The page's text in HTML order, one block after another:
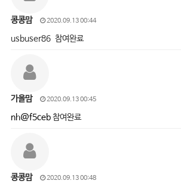
콩콩맘 2020.09.13 00:44
usbuser86 참여완료
가을맘 2020.09.13 00:45
nh@f5ceb참여완료
콩콩맘 2020.09.13 00:48